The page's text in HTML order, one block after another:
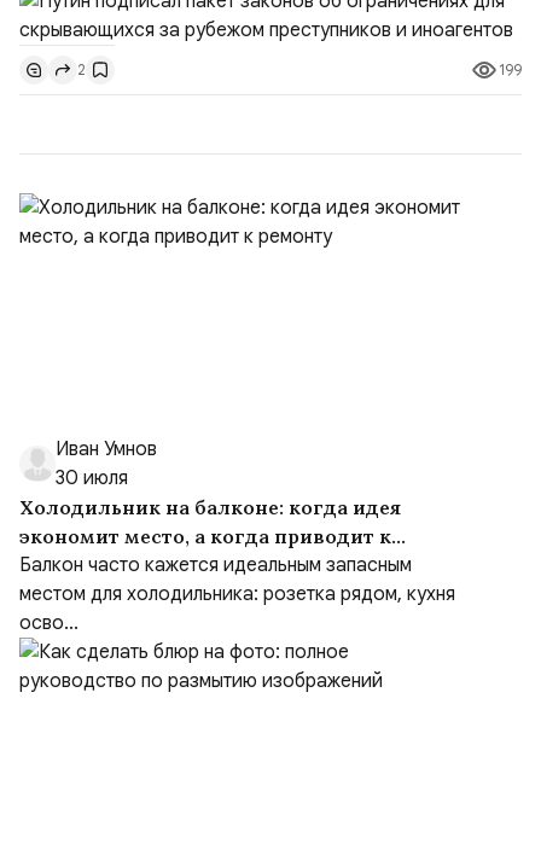
водительских прав;Запрет регистрации транспортных
средств и на заключение сделок по
доверенности;Отказ в заключении кредитного
договора, предоставлении государственных и
2 199
Иван Умнов
30 июля
Холодильник на балконе: когда идея
экономит место, а когда приводит к
ремонту
Балкон часто кажется идеальным запасным
местом для холодильника: розетка рядом, кухня
осво...